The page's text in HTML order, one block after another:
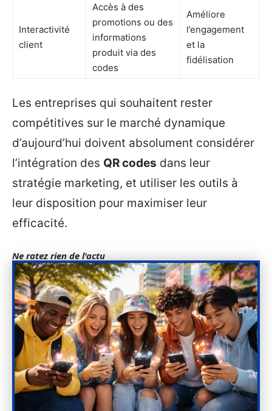
Interactivité
client
Accès à des
promotions ou des
informations
produit via des
codes
Améliore
l’engagement
et la
fidélisation
Les entreprises qui souhaitent rester
compétitives sur le marché dynamique
d’aujourd’hui doivent absolument considérer
l’intégration des QR codes dans leur
stratégie marketing, et utiliser les outils à
leur disposition pour maximiser leur
efficacité.
Ne ratez rien de l'actu